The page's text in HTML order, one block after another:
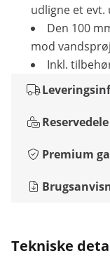
udligne et
Den 100
mod
Inkl.
Reservedele
Premium
Tekniske